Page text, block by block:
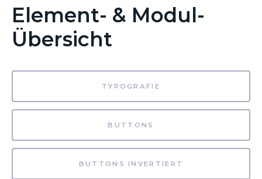
Element- & Modul-
Übersicht
TYPOGRAFIE
BUTTONS
BUTTONS INVERTIERT